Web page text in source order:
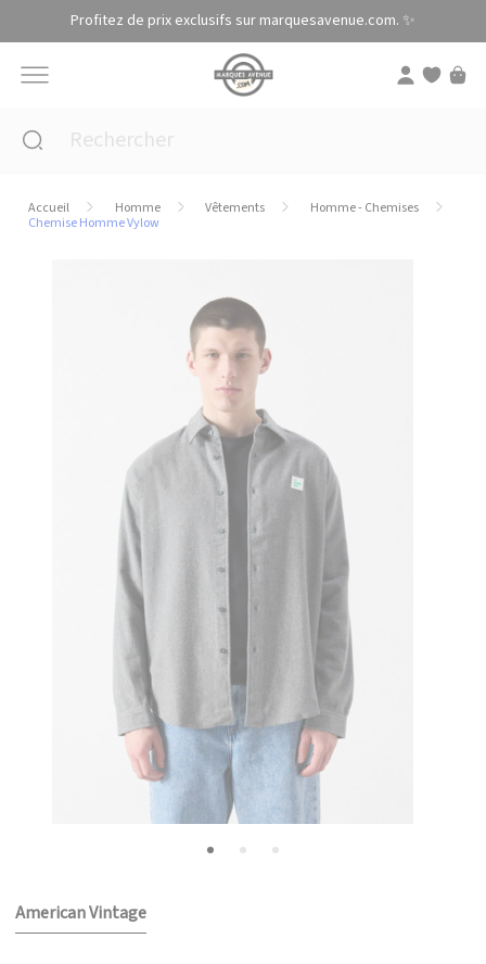
Profitez de prix exclusifs sur marquesavenue.com. ✨
Accueil Homme Vêtements
Homme - Chemises
Chemise Homme Vylow
American Vintage
Panneau de gestion des cookies